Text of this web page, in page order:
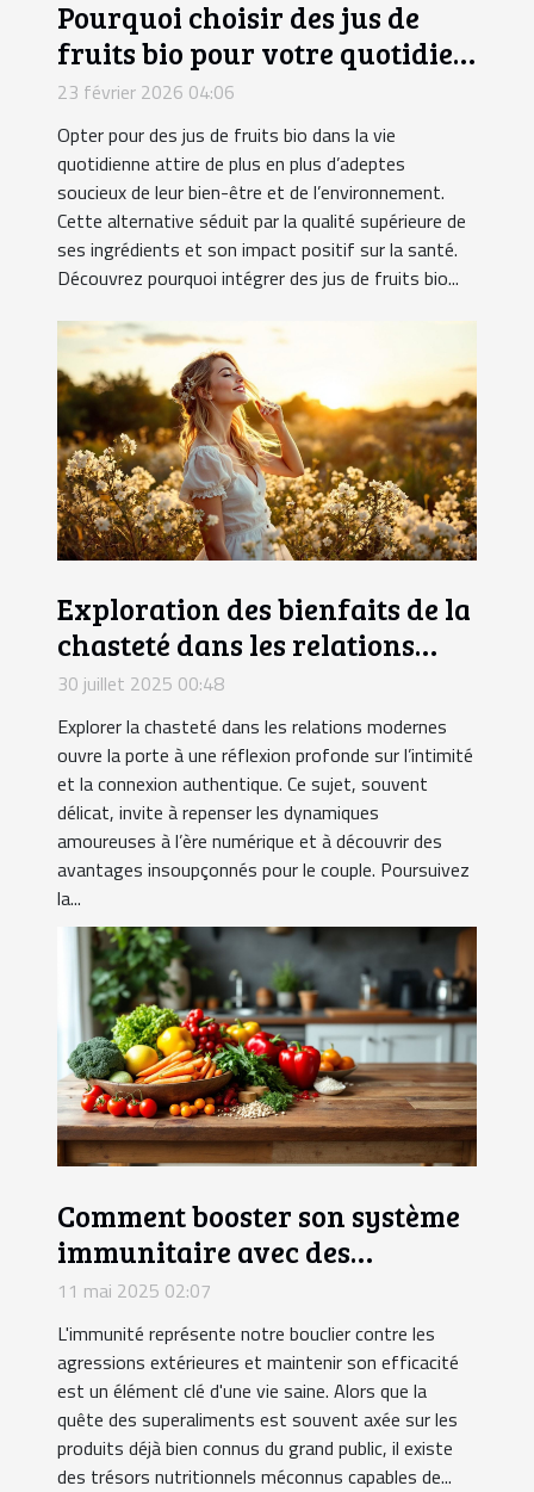
Pourquoi choisir des jus de
fruits bio pour votre quotidien
?
23 février 2026 04:06
Opter pour des jus de fruits bio dans la vie
quotidienne attire de plus en plus d’adeptes
soucieux de leur bien-être et de l’environnement.
Cette alternative séduit par la qualité supérieure de
ses ingrédients et son impact positif sur la santé.
Découvrez pourquoi intégrer des jus de fruits bio...
Exploration des bienfaits de la
chasteté dans les relations
modernes
30 juillet 2025 00:48
Explorer la chasteté dans les relations modernes
ouvre la porte à une réflexion profonde sur l’intimité
et la connexion authentique. Ce sujet, souvent
délicat, invite à repenser les dynamiques
amoureuses à l’ère numérique et à découvrir des
avantages insoupçonnés pour le couple. Poursuivez
la...
Comment booster son système
immunitaire avec des
superaliments méconnus
11 mai 2025 02:07
L'immunité représente notre bouclier contre les
agressions extérieures et maintenir son efficacité
est un élément clé d'une vie saine. Alors que la
quête des superaliments est souvent axée sur les
produits déjà bien connus du grand public, il existe
des trésors nutritionnels méconnus capables de...